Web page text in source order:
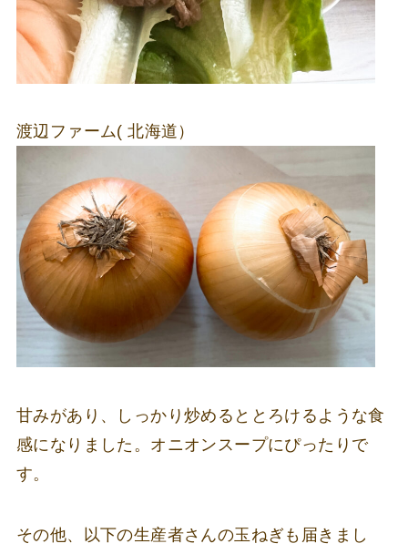
渡辺ファーム( 北海道）
甘みがあり、しっかり炒めるととろけるような食
感になりました。オニオンスープにぴったりで
す。
その他、以下の生産者さんの玉ねぎも届きまし